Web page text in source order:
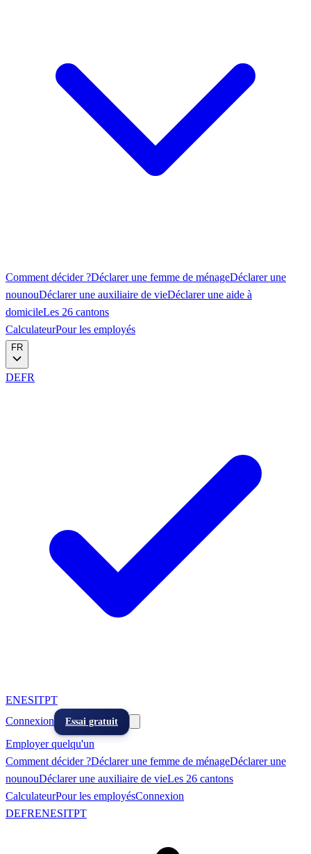
Comment décider ?Déclarer une femme de ménageDéclarer une
nounouDéclarer une auxiliaire de vieDéclarer une aide à
domicileLes 26 cantons
CalculateurPour les employés
FR
DEFR
ENESITPT
Connexion
Essai gratuit
Employer quelqu'un
Comment décider ?Déclarer une femme de ménageDéclarer une
nounouDéclarer une auxiliaire de vieLes 26 cantons
CalculateurPour les employésConnexion
DEFRENESITPT